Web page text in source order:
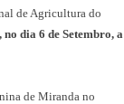
de Agricultura do
dia 6 de Setembro, a
de Miranda no